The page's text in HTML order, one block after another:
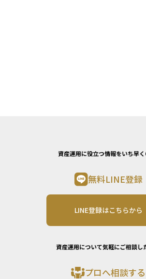
資産運用に役立つ情報をいち早
無料LINE登録
LINE登録はこちらから
資産運用について気軽にご相談し
プロへ相談する